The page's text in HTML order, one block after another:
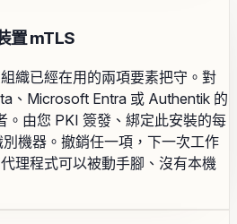
置 mTLS
織已經在用的兩項要素把守。對
、Microsoft Entra 或 Authentik 的
。由您 PKI 簽發、綁定此安裝的每
機器。撤銷任一項，下一次工作
理程式可以被動手腳、沒有本機